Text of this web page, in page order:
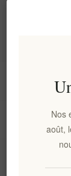
Nos
août,